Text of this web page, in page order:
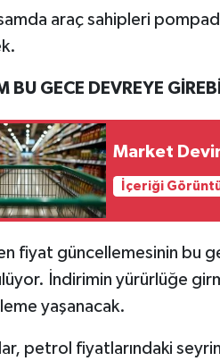
araç sahipleri
BU GECE DEVREYE
Market
İçeriği
fiyat güncellemesinin bu
İndirimin yürürlüğe
yaşanacak.
petrol fiyatlarındaki